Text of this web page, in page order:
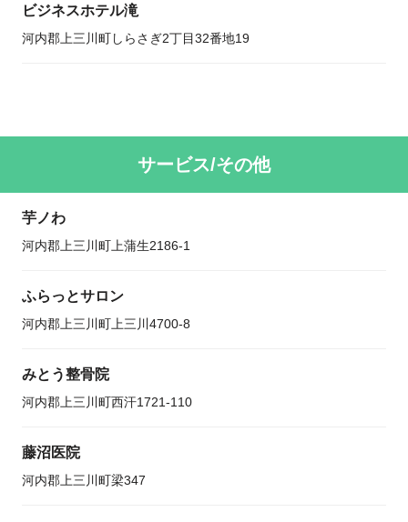
ビジネスホテル滝
河内郡上三川町しらさぎ2丁目32番地19
サービス/その他
芋ノわ
河内郡上三川町上蒲生2186-1
ふらっとサロン
河内郡上三川町上三川4700-8
みとう整骨院
河内郡上三川町西汗1721-110
藤沼医院
河内郡上三川町梁347